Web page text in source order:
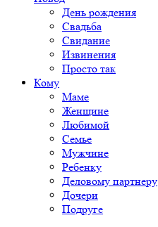
День рождения
Свадьба
Свидание
Извинения
Просто так
Кому
Маме
Женщине
Любимой
Семье
Мужчине
Ребенку
Деловому партнеру
Дочери
Подруге